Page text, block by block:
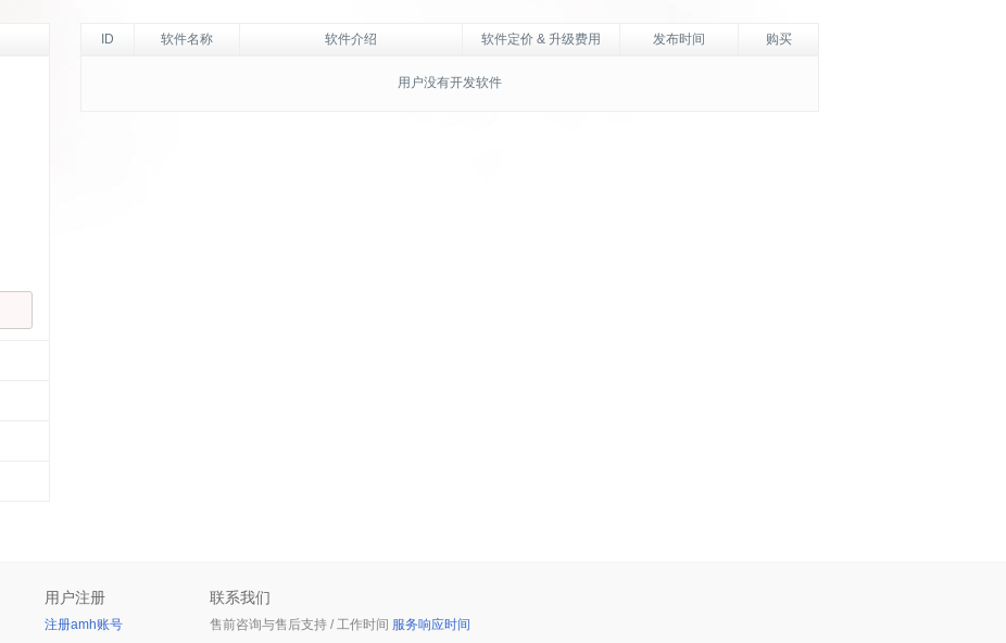
ID 软件名称 软件介绍 软件定价 & 升级费用 发布时间 购买
用户没有开发软件
用户注册
注册amh账号
联系我们
售前咨询与售后支持 / 工作时间 服务响应时间